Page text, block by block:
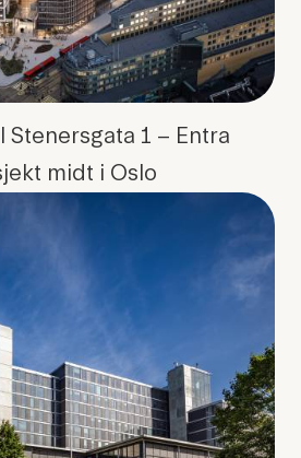
Stenersgata 1 – Entra
midt i Oslo